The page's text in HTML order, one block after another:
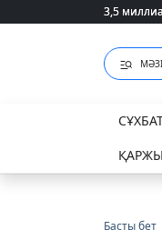
3,5
3,5
ҚАРЖЫ
Басты бет